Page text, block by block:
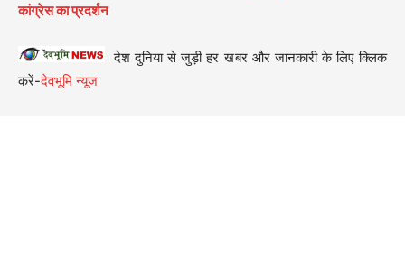
कांग्रेस का प्रदर्शन
देश दुनिया से जुड़ी हर खबर और जानकारी के लिए क्लिक
करें-देवभूमि न्यूज